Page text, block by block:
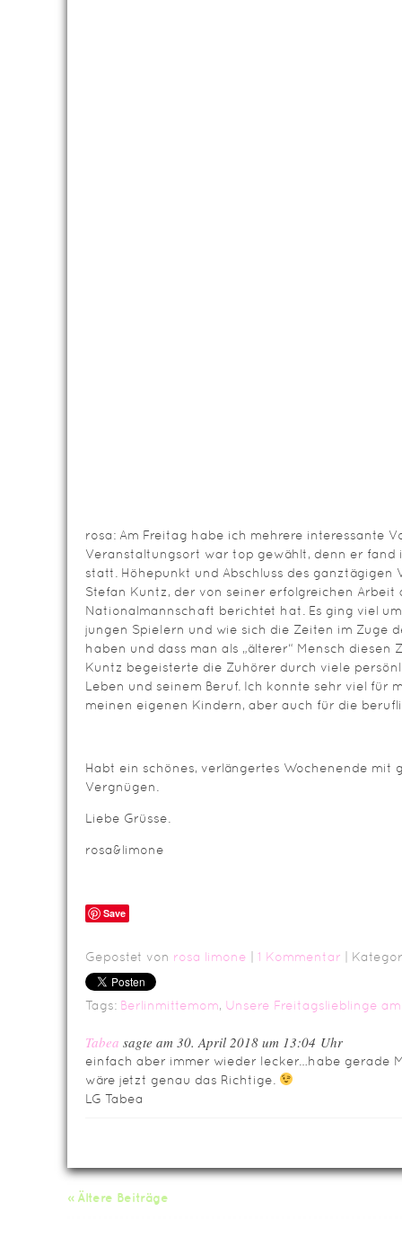
rosa: Am Freitag habe ich mehrere interessante
Veranstaltungsort war top gewählt, denn er fand
statt. Höhepunkt und Abschluss des ganztägigen
Stefan Kuntz, der von seiner erfolgreichen Arbeit
Nationalmannschaft berichtet hat. Es ging viel
jungen Spielern und wie sich die Zeiten im Zuge
haben und dass man als „älterer“ Mensch
Kuntz begeisterte die Zuhörer durch viele
Leben und seinem Beruf. Ich konnte sehr viel für
meinen eigenen Kindern, aber auch für die
Habt ein schönes, verlängertes Wochenende mit
Vergnügen.
Liebe Grüsse.
rosa&limone
Save
Gepostet von rosa limone 1 Kommentar |
Tags: Berlinmittemom, Unsere Freitagslieblinge am
Tabea sagte am 30. April 2018 um 13:04 Uhr
einfach aber immer wieder lecker…habe gerade
wäre jetzt genau das Richtige.
LG Tabea
« Ältere Beiträge